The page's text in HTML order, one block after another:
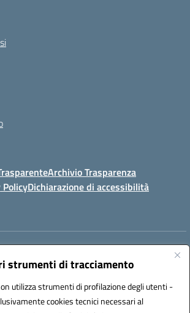
strumenti di tracciamento
utilizza strumenti di profilazione degli utenti -
cookies tecnici necessari al
Archivio Trasparenza
PolicyDichiarazione di accessibilità
Email:czic869004@istruzione.it